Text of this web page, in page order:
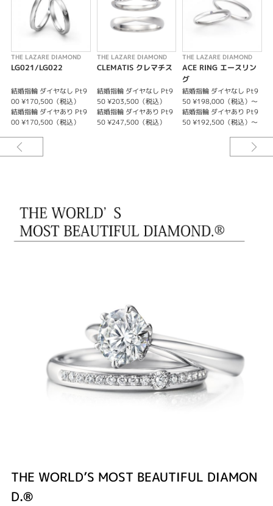
テイスト
結婚指輪 ゴージャス
性別
レディース
メンズ
紹介文
THE LAZARE DIAMOND【FL200PR2 / FL201PR4】
THE LAZARE DIAMOND
LG021/LG022
結婚指輪 ダイヤなし Pt9
00 ¥170,500（税込）
結婚指輪 ダイヤあり Pt9
00 ¥170,500（税込）
THE LAZARE DIAMOND
CLEMATIS クレマチス
結婚指輪 ダイヤなし Pt9
50 ¥203,500（税込）
結婚指輪 ダイヤあり Pt9
50 ¥247,500（税込）
THE LAZARE DIAMOND
ACE RING エースリン
グ
結婚指輪 ダイヤなし Pt9
50 ¥198,000（税込）〜
結婚指輪 ダイヤあり Pt9
50 ¥192,500（税込）〜
THE WORLD’S MOST BEAUTIFUL DIAMON
D.®